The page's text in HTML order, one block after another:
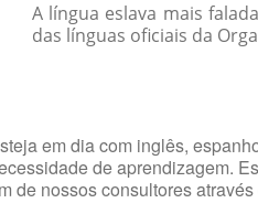
A língua eslava mais
das línguas oficiais da
em dia com inglês,
de aprendizagem.
de nossos consultores